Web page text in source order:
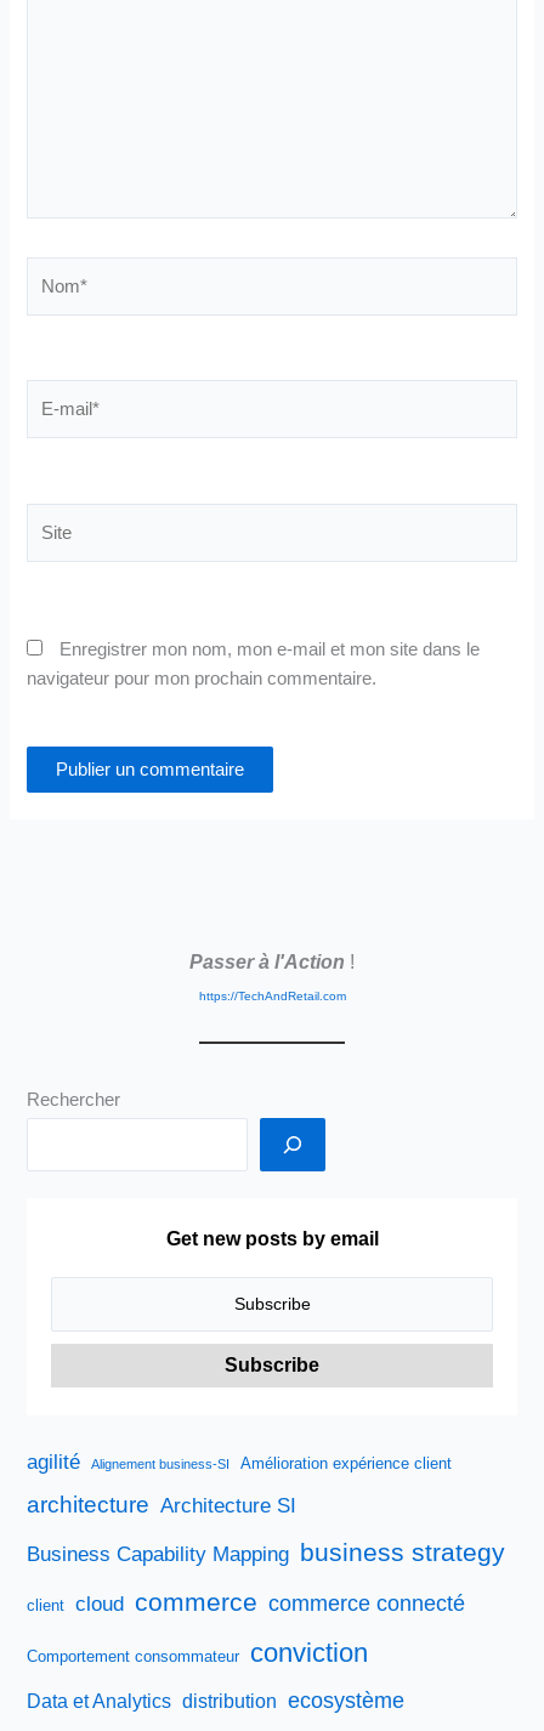
Enregistrer mon nom, mon e-mail et mon site dans le
navigateur pour mon prochain commentaire.
Passer à l'Action !
https://TechAndRetail.com
Rechercher
Get new posts by email
agilité Alignement business-SI Amélioration expérience client
architecture Architecture SI
Business Capability Mapping business strategy
client cloud commerce commerce connecté
Comportement consommateur conviction
Data et Analytics distribution ecosystème